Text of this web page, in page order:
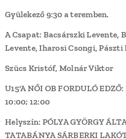
Gyülekező 9:30 a teremben.
A Csapat: Bacsárszki Levente,
Levente, Iharosi Csongi, Pászti
Szücs Kristóf, Molnár Viktor
U15'A NŐI OB FORDULÓ
10:00; 12:00
Helyszín: PÓLYA GYÖRGY
TATABÁNYA SÁRBERKI